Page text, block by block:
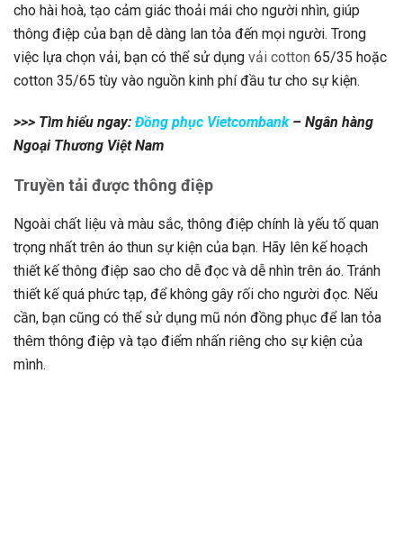
cho hài hoà, tạo cảm giác thoải mái cho người nhìn, giúp
thông điệp của bạn dễ dàng lan tỏa đến mọi người. Trong
việc lựa chọn vải, bạn có thể sử dụng vải cotton 65/35 hoặc
cotton 35/65 tùy vào nguồn kinh phí đầu tư cho sự kiện.
>>> Tìm hiểu ngay: Đồng phục Vietcombank– Ngân hàng
Ngoại Thương Việt Nam
Truyền tải được thông điệp
Ngoài chất liệu và màu sắc, thông điệp chính là yếu tố quan
trọng nhất trên áo thun sự kiện của bạn. Hãy lên kế hoạch
thiết kế thông điệp sao cho dễ đọc và dễ nhìn trên áo. Tránh
thiết kế quá phức tạp, để không gây rối cho người đọc. Nếu
cần, bạn cũng có thể sử dụng mũ nón đồng phục để lan tỏa
thêm thông điệp và tạo điểm nhấn riêng cho sự kiện của
mình.